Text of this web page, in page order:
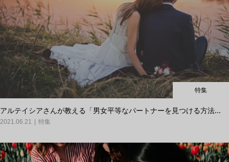
特集
アルテイシアさんが教える「男女平等なパートナーを見つける方法...
2021.06.21 特集